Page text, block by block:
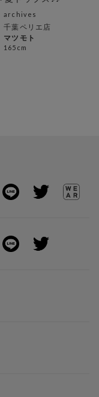
archives
千葉ペリエ店
マツモト
165cm